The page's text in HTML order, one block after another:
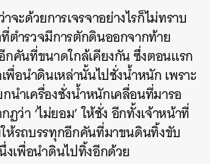
จะด้วยการเจรจาอย่างไรก็ไม่ทราบ
ตำรวจมีการตักดินออกจากท้าย
คันที่ขนาดใกล้เคียงกัน ซึ่งตอนแรก
พื่อนำดินเหล่านั้นไปชั่งน้ำหนัก เพราะ
นำเครื่องชั่งน้ำหนักเคลื่อนที่มารอ
ว่า ‘ไม่ยอม’ ให้ชั่ง อีกทั้งเจ้าหน้าที่
ห้รถบรรทุกอีกคันที่มาขนดินทิ้งขับ
งเพื่อนำดินไปทิ้งอีกด้วย